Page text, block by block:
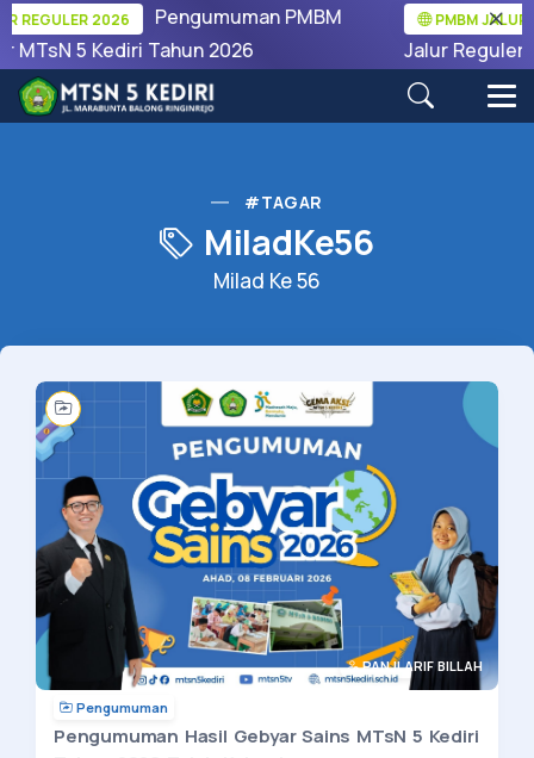
REGULER 2026
Pengumuman PMBM
5 Kediri Tahun 2026
PMBM JALUR
Jalur Reguler
#TAGAR
MiladKe56
Milad Ke 56
PANJI ARIF BILLAH
Pengumuman
Pengumuman Hasil Gebyar Sains MTsN 5 Kediri